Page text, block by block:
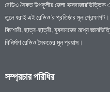
রেডিও সৈকত উপকূলীয় জেলা কক্সবাজারভিত্তিক
তুলে ধরাই এই রেডিও’র প্রতিষ্ঠার মূল
কিশোরী, ছাত্র-ছাত্রী, যুবসমাজের মধ্যে
বিনির্মাণ রেডিও সৈকতের মূল প্রয়াস।
সম্প্রচার পরিধির